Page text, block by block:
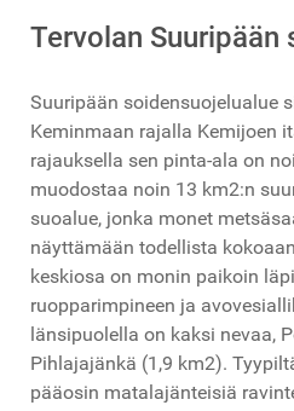
Tervolan Suuripään
Suuripään soidensuojelualue
Keminmaan rajalla Kemijoen
rajauksella sen pinta-ala on
muodostaa noin 13 km2:n
suoalue, jonka monet
näyttämään todellista
keskiosa on monin paikoin
ruopparimpineen ja
länsipuolella on kaksi nevaa,
Pihlajajänkä (1,9 km2).
pääosin matalajänteisiä